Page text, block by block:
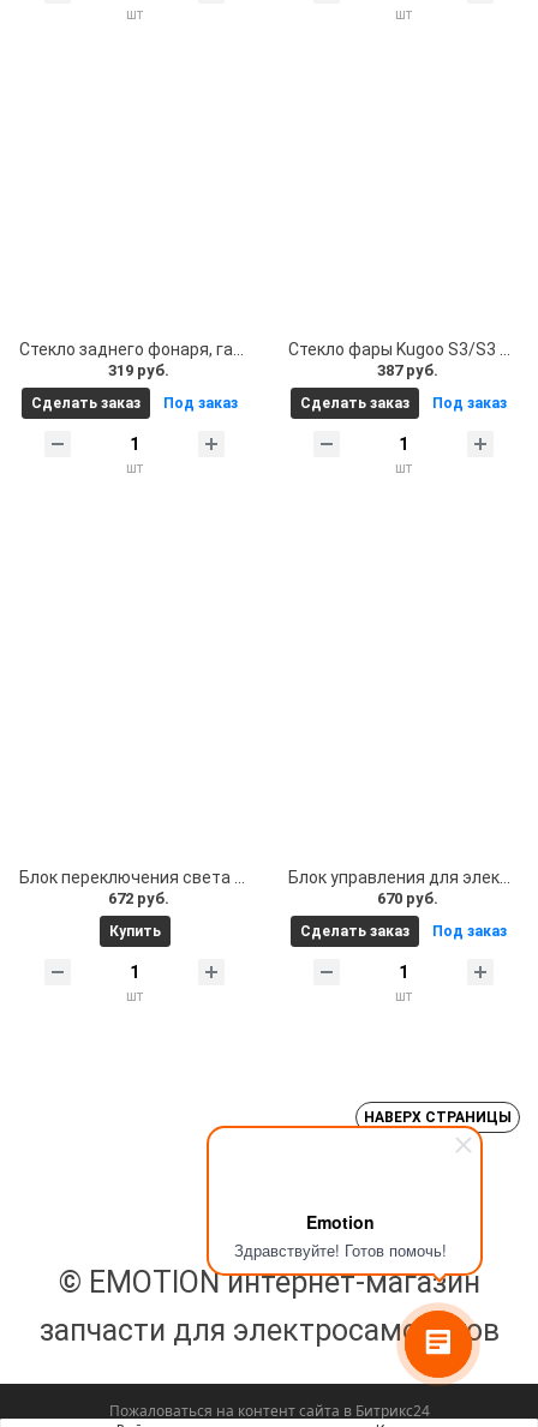
Emotion
Здравствуйте! Готов помочь!
шт шт
Стекло заднего фонаря, габарита, стоп сигнала электросамоката Xiaomi, Ninebot и др
319 руб.
Сделать заказ Под заказ
шт
Стекло фары Kugoo S3/S3 Pro
387 руб.
Сделать заказ Под заказ
шт
672 руб.
Купить
шт
670 руб.
Сделать заказ Под заказ
шт
НАВЕРХ СТРАНИЦЫ
© EMOTION интернет-магазин
запчасти для электросамокатов
Пожаловаться на контент cайта в Битрикс24